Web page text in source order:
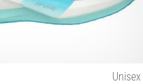
Unisex